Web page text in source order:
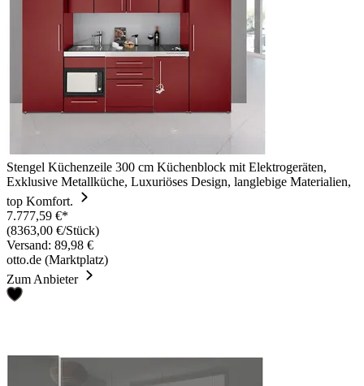
Stengel Küchenzeile 300 cm Küchenblock mit Elektrogeräten,
Exklusive Metallküche, Luxuriöses Design, langlebige Materialien,
top Komfort.
7.777,59 €*
(8363,00 €/Stück)
Versand: 89,98 €
otto.de (Marktplatz)
Zum Anbieter